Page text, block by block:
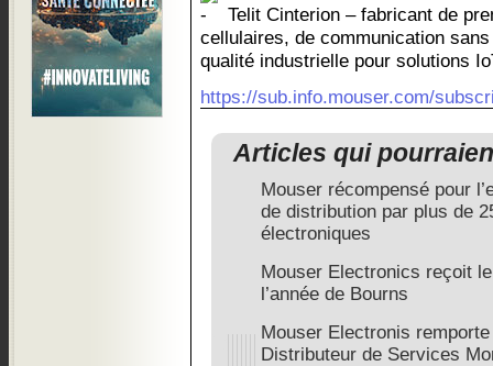
Telit Cinterion – fabricant de
cellulaires, de communication
qualité industrielle pour solutions
https://sub.info.mouser.com/
Articles qui
Mouser récompensé pour
de distribution par plus de
électroniques
Mouser Electronics reçoit
l’année de Bourns
Mouser Electronis
Distributeur de Services